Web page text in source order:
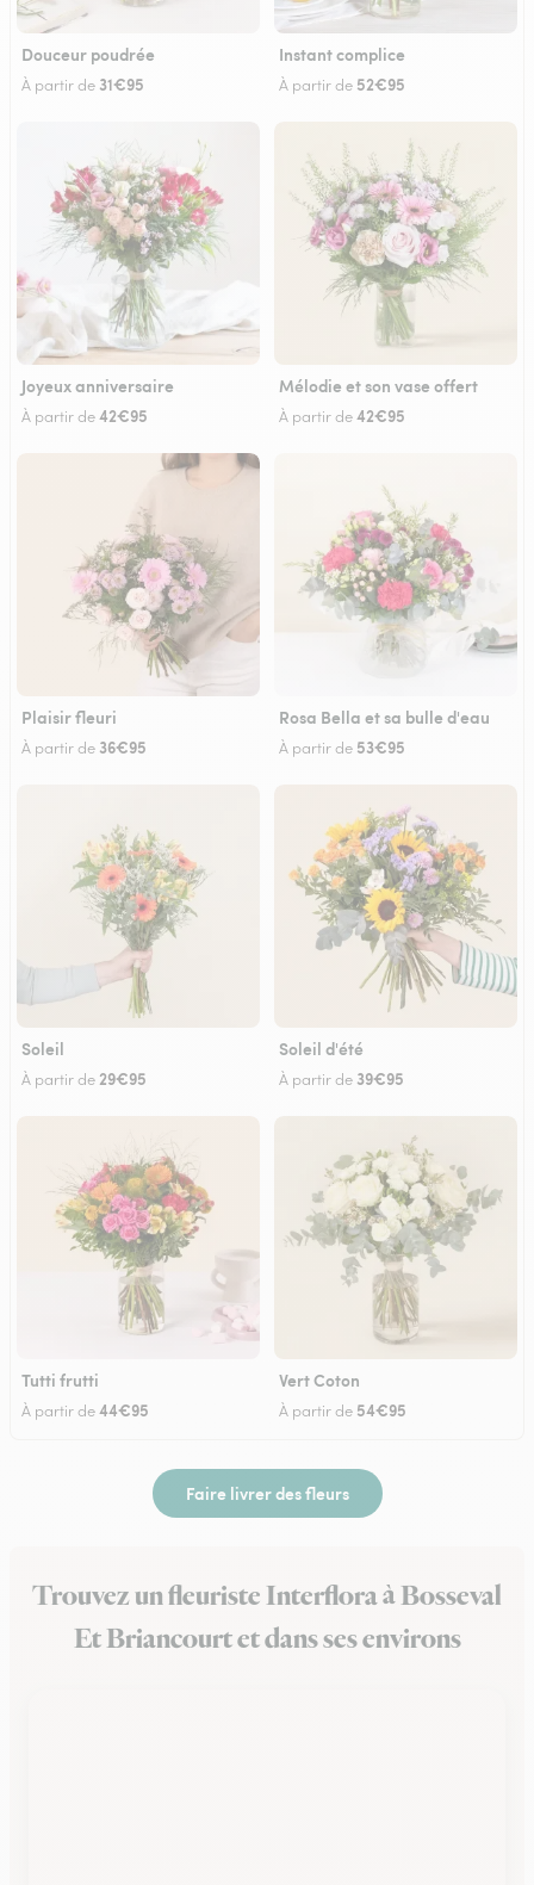
Douceur poudrée
À partir de 31€95
Instant complice
À partir de 52€95
Joyeux anniversaire
À partir de42€95
Mélodie et son vase offert
À partir de42€95
Plaisir fleuri
À partir de 36€95
Rosa Bella et sa bulle d'eau
À partir de 53€95
Soleil
À partir de 29€95
Soleil d'été
À partir de 39€95
Tutti frutti
À partir de44€95
Vert Coton
À partir de 54€95
Faire livrer des fleurs
Trouvez un fleuriste Interflora à Bosseval
Et Briancourt et dans ses environs